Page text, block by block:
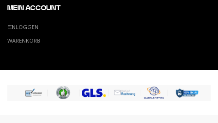
MEIN ACCOUNT
EINLOGGEN
WARENKORB